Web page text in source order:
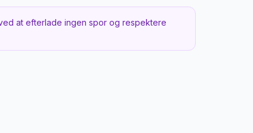
og bedre.
at efterlade ingen spor og respektere